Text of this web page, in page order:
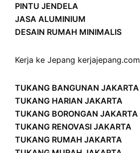
PINTU JENDELA
JASA ALUMINIUM
DESAIN RUMAH MINIMALIS
Kerja ke Jepang kerjajepang.com
TUKANG BANGUNAN JAKARTA
TUKANG HARIAN JAKARTA
TUKANG BORONGAN JAKARTA
TUKANG RENOVASI JAKARTA
TUKANG RUMAH JAKARTA